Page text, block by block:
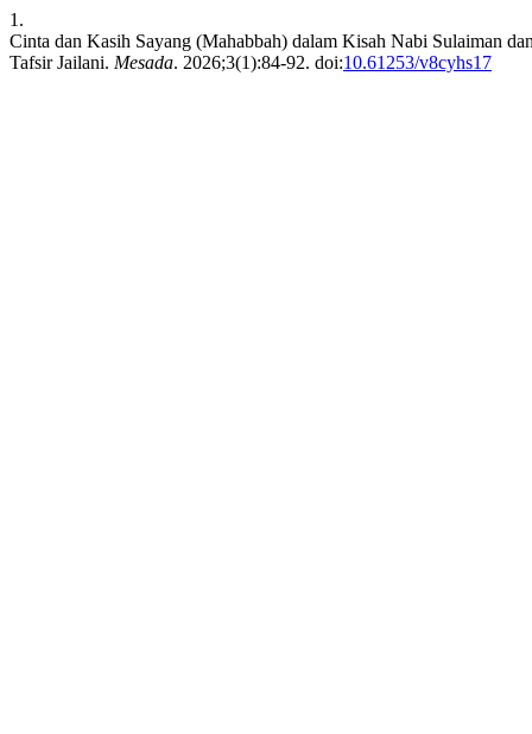
1.
Cinta dan Kasih Sayang (Mahabbah) dalam Kisah Nabi Sulaiman
Tafsir Jailani. Mesada. 2026;3(1):84-92. doi:10.61253/v8cyhs17